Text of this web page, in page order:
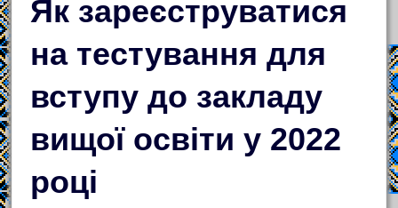
Як зареєструватися
на тестування для
вступу до закладу
вищої освіти у 2022
році